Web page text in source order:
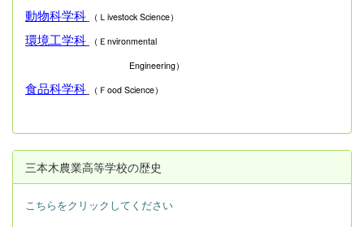
動物科学科 （Ｌivestock Science）
環境工学科
（Ｅnvironmental
Engineering）
食品科学科 （Ｆood Science）
三本木農業高等学校の歴史
こちらをクリックしてください